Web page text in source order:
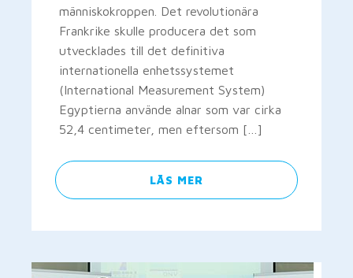
människokroppen. Det revolutionära
Frankrike skulle producera det som
utvecklades till det definitiva
internationella enhetssystemet
(International Measurement System)
Egyptierna använde alnar som var cirka
52,4 centimeter, men eftersom […]
LÄS MER